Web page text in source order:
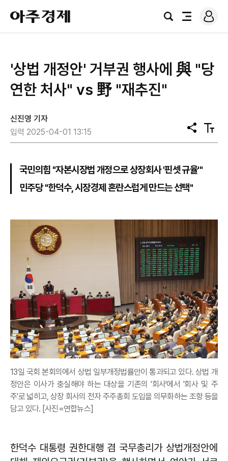
아
주
경
검
전
로
그
'상법 개정안' 거부권 행사에 與 "당
연한 처사" vs 野 "재추진"
신진영 기자
입력 2025-04-01 13:15
공
유
텍
스
국민의힘 "자본시장법 개정으로 상장회사 '핀셋 규율'"
민주당 "한덕수, 시장경제 혼란스럽게 만드는 선택"
13일 국회 본회의에서 상법 일부개정법률안이 통과되고 있다. 상법 개
정안은 이사가 충실해야 하는 대상을 기존의 '회사'에서 '회사 및 주
주'로 넓히고, 상장 회사의 전자 주주총회 도입을 의무화하는 조항 등을
담고 있다. [사진=연합뉴스]
한덕수 대통령 권한대행 겸 국무총리가 상법개정안에